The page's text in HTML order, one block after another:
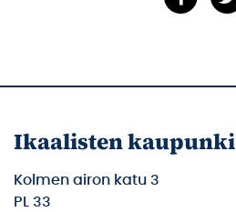
Ikaalisten kaupunki
Kolmen airon katu 3
PL 33